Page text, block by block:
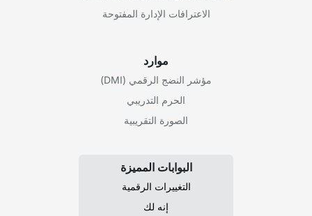
الاعترافات الإدارة المفتوحة
موارد
مؤشر النضج الرقمي (DMI)
الحرم التدريبي
الصورة التقريبية
البوابات المميزة
التغييرات الرقمية
إنه لك